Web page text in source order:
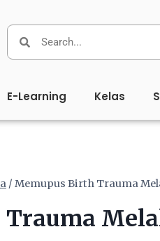
E-Learning Kelas
/ Memupus Birth Trauma